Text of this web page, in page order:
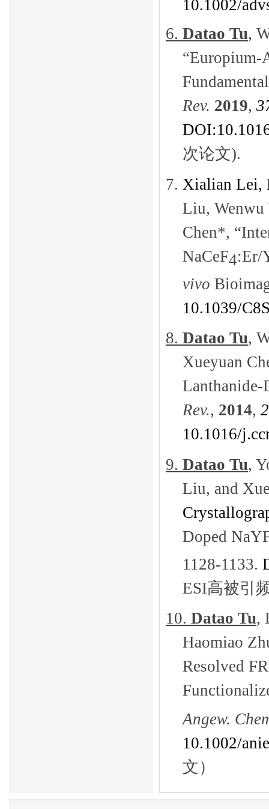
10.1002/
6. Datao Tu,
“Europium-
Rev. 2019,
DOI:
次论文).
7. Xialian Lei,
Liu, Wenwu
Chen*, “
NaCeF4:Er/
vivo
10.1039/
8. Datao Tu,
Xueyuan
Lanthanide-
Rev., 2014,
10.1016/
9. Datao Tu,
Liu, and
Doped
1128-1133.
ESI高被引
10. Datao Tu,
Haomiao
Resolved
Angew.
10.1002/
文）